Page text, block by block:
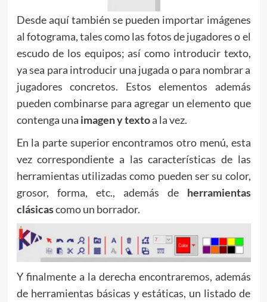
Desde aquí también se pueden importar imágenes
al fotograma, tales como las fotos de jugadores o el
escudo de los equipos; así como introducir texto,
ya sea para introducir una jugada o para nombrar a
jugadores concretos. Estos elementos además
pueden combinarse para agregar un elemento que
contenga una imagen y textoa la vez.
En la parte superior encontramos otro menú, esta
vez correspondiente a las características de las
herramientas utilizadas como pueden ser su color,
grosor, forma, etc., además de herramientas
clásicascomo un borrador.
Y finalmente a la derecha encontraremos, además
de herramientas básicas y estáticas, un listado de